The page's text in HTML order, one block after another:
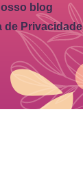
blog
de Privacidade